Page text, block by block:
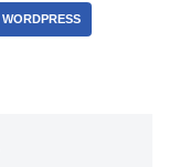
WORDPRESS